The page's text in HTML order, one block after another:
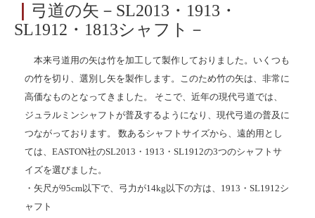
弓道の矢－SL2013・1913・
SL1912・1813シャフト－
本来弓道用の矢は竹を加工して製作しておりました。いくつも
の竹を切り、選別し矢を製作します。このため竹の矢は、非常に
高価なものとなってきました。 そこで、近年の現代弓道では、
ジュラルミンシャフトが普及するようになり、現代弓道の普及に
つながっております。 数あるシャフトサイズから、遠的用とし
ては、EASTON社のSL2013・1913・SL1912の3つのシャフトサ
イズを選びました。
・矢尺が95cm以下で、弓力が14kg以下の方は、1913・SL1912シ
ャフト